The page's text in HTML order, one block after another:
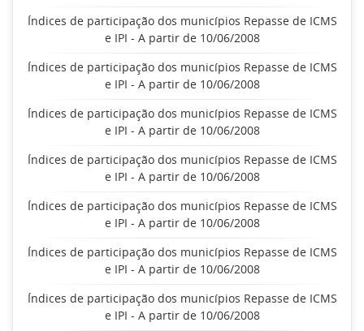
Índices de participação dos municípios Repasse de ICMS
e IPI - A partir de 10/06/2008
Índices de participação dos municípios Repasse de ICMS
e IPI - A partir de 10/06/2008
Índices de participação dos municípios Repasse de ICMS
e IPI - A partir de 10/06/2008
Índices de participação dos municípios Repasse de ICMS
e IPI - A partir de 10/06/2008
Índices de participação dos municípios Repasse de ICMS
e IPI - A partir de 10/06/2008
Índices de participação dos municípios Repasse de ICMS
e IPI - A partir de 10/06/2008
Índices de participação dos municípios Repasse de ICMS
e IPI - A partir de 10/06/2008